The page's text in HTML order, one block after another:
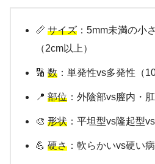
📏 サイズ ：5mm未満の小
（2cm以上）
🔢 数 ：単発性vs多発性（
📍 部位 ：外陰部vs膣内・
🎨 形状 ：平坦型vs隆起型
💪 硬さ ：軟らかいvs硬い